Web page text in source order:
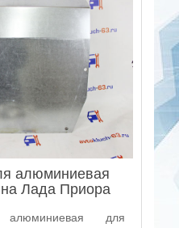
алюминиевая
Лада Приора
для